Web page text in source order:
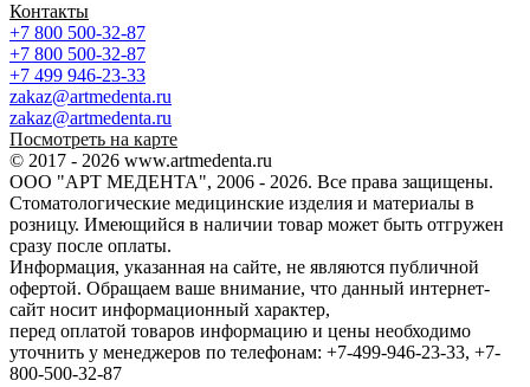
Контакты
+7 800 500-32-87
+7 800 500-32-87
+7 499 946-23-33
zakaz@artmedenta.ru
zakaz@artmedenta.ru
Посмотреть на карте
© 2017 - 2026 www.artmedenta.ru
ООО "АРТ МЕДЕНТА", 2006 - 2026. Все права защищены.
Стоматологические медицинские изделия и материалы в
розницу. Имеющийся в наличии товар может быть отгружен
сразу после оплаты.
Информация, указанная на сайте, не являются публичной
офертой. Обращаем ваше внимание, что данный интернет-
сайт носит информационный характер,
перед оплатой товаров информацию и цены необходимо
уточнить у менеджеров по телефонам: +7-499-946-23-33, +7-
800-500-32-87